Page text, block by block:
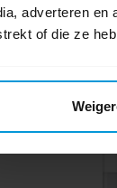
adverteren en
of die ze